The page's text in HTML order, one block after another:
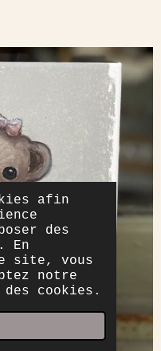
afin
des
En
site, vous
notre
cookies.